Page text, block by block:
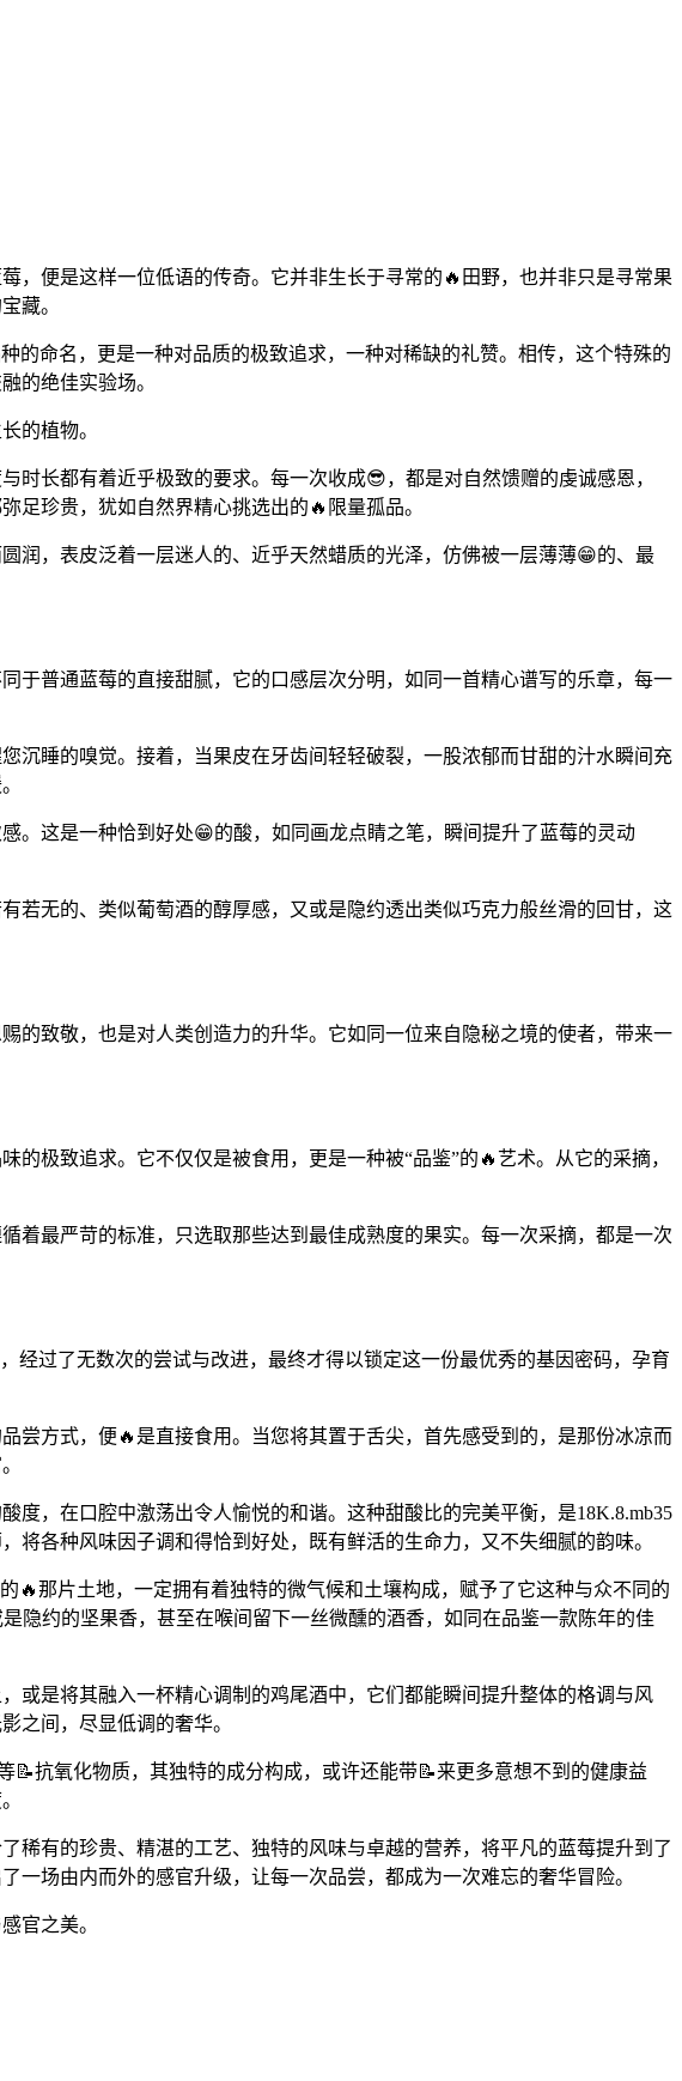
，便是这样一位低语的传奇。它并非生长于寻常的🔥田野，也并非只是寻常果
藏。
的命名，更是一种对品质的极致追求，一种对稀缺的礼赞。相传，这个特殊的
的绝佳实验场。
的植物。
时长都有着近乎极致的要求。每一次收成😎，都是对自然馈赠的虔诚感恩，
足珍贵，犹如自然界精心挑选出的🔥限量孤品。
润，表皮泛着一层迷人的、近乎天然蜡质的光泽，仿佛被一层薄薄😁的、最
于普通蓝莓的直接甜腻，它的口感层次分明，如同一首精心谱写的乐章，每一
沉睡的嗅觉。接着，当果皮在牙齿间轻轻破裂，一股浓郁而甘甜的汁水瞬间充
。这是一种恰到好处😁的酸，如同画龙点睛之笔，瞬间提升了蓝莓的灵动
若无的、类似葡萄酒的醇厚感，又或是隐约透出类似巧克力般丝滑的回甘，这
的致敬，也是对人类创造力的升华。它如同一位来自隐秘之境的使者，带来一
极致追求。它不仅仅是被食用，更是一种被“品鉴”的🔥艺术。从它的采摘，
着最严苛的标准，只选取那些达到最佳成熟度的果实。每一次采摘，都是一次
经过了无数次的尝试与改进，最终才得以锁定这一份最优秀的基因密码，孕育
尝方式，便🔥是直接食用。当您将其置于舌尖，首先感受到的，是那份冰凉而
，在口腔中激荡出令人愉悦的和谐。这种甜酸比的完美平衡，是18K.8.mb35
各种风味因子调和得恰到好处，既有鲜活的生命力，又不失细腻的韵味。
🔥那片土地，一定拥有着独特的微气候和土壤构成，赋予了它这种与众不同的
隐约的坚果香，甚至在喉间留下一丝微醺的酒香，如同在品鉴一款陈年的佳
或是将其融入一杯精心调制的鸡尾酒中，它们都能瞬间提升整体的格调与风
之间，尽显低调的奢华。
抗氧化物质，其独特的成分构成，或许还能带📝来更多意想不到的健康益
稀有的珍贵、精湛的工艺、独特的风味与卓越的营养，将平凡的蓝莓提升到了
场由内而外的感官升级，让每一次品尝，都成为一次难忘的奢华冒险。
官之美。